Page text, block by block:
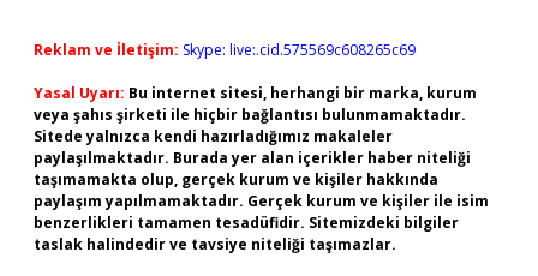
Reklam ve İletişim: Skype: live:.cid.575569c608265c69
Yasal Uyarı: Bu internet sitesi, herhangi bir marka, kurum
veya şahıs şirketi ile hiçbir bağlantısı bulunmamaktadır.
Sitede yalnızca kendi hazırladığımız makaleler
paylaşılmaktadır. Burada yer alan içerikler haber niteliği
taşımamakta olup, gerçek kurum ve kişiler hakkında
paylaşım yapılmamaktadır. Gerçek kurum ve kişiler ile isim
benzerlikleri tamamen tesadüfidir. Sitemizdeki bilgiler
taslak halindedir ve tavsiye niteliği taşımazlar.